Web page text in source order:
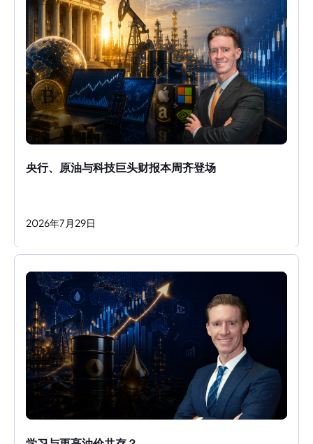
央行、原油与科技巨头财报本周齐登场
2026年7 月 29日